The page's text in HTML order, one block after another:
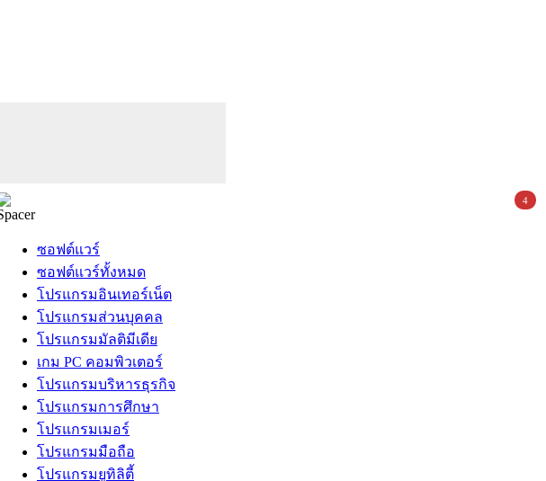
ซอฟต์แวร์
ซอฟต์แวร์ทั้งหมด
โปรแกรมอินเทอร์เน็ต
โปรแกรมส่วนบุคคล
โปรแกรมมัลติมีเดีย
เกม PC คอมพิวเตอร์
โปรแกรมบริหารธุรกิจ
โปรแกรมการศึกษา
โปรแกรมเมอร์
โปรแกรมมือถือ
โปรแกรมยูทิลิตี้
4